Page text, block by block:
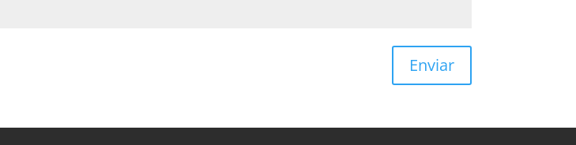
Enviar